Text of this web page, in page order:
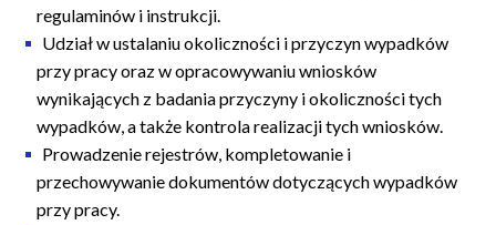
regulaminów i instrukcji.
Udział w ustalaniu okoliczności i przyczyn wypadków
przy pracy oraz w opracowywaniu wniosków
wynikających z badania przyczyny i okoliczności tych
wypadków, a także kontrola realizacji tych wniosków.
Prowadzenie rejestrów, kompletowanie i
przechowywanie dokumentów dotyczących wypadków
przy pracy.